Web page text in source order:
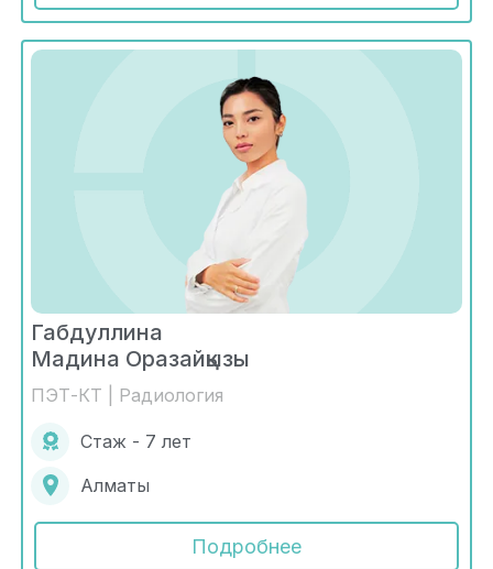
Габдуллина
Мадина Оразайқызы
ПЭТ-КТ | Радиология
Стаж - 7 лет
Алматы
Подробнее